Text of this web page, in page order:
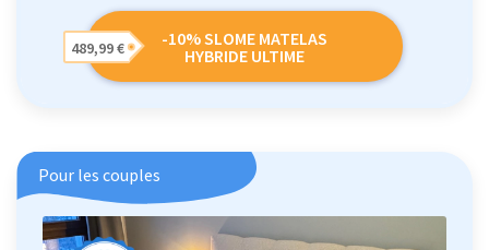
-10% SLOME MATELAS
HYBRIDE ULTIME
489,99 €
Pour les couples